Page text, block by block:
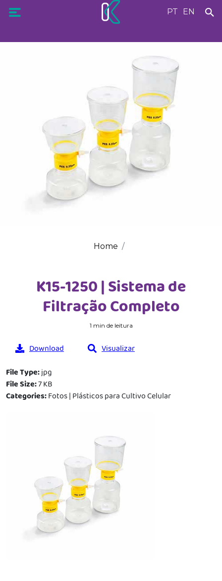
PT EN
Home
K15-1250 | Sistema de
Filtração Completo
1 min de leitura
Download Visualizar
File Type:jpg
File Size:7 KB
Categories:Fotos | Plásticos para Cultivo Celular